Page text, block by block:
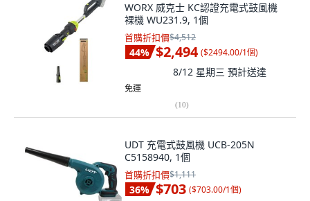
WORX 威克士 KC認證充電式鼓風機
裸機 WU231.9, 1個
首購折扣價$4,512
44% $2,494 ($2494.00/1個)
8/12 星期三 預計送達
免運
(10)
UDT 充電式鼓風機 UCB-205N
C5158940, 1個
首購折扣價$1,111
36% $703 ($703.00/1個)